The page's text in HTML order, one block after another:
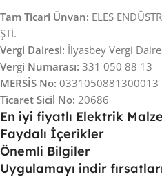
Tam Ticari Ünvan: ELES
ŞTİ.
Vergi Dairesi: İlyasbey Vergi
Vergi Numarası: 331 050 88 13
MERSİS No: 0331050881300013
Ticaret Sicil No: 20686
En iyi fiyatlı Elektrik
Faydalı İçerikler
Önemli Bilgiler
Uygulamayı indir